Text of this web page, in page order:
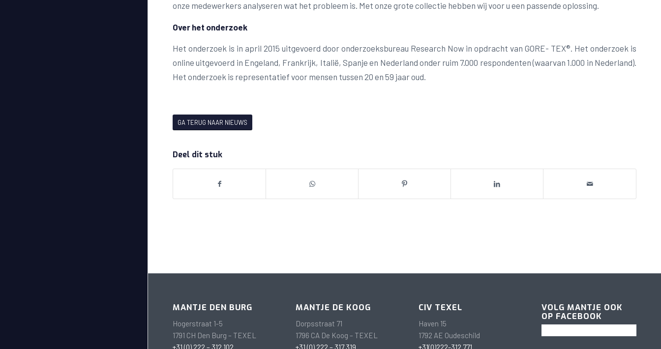
onze medewerkers analyseren wat het probleem is. Met onze grote collectie hebben wij voor u een passende oplossing.
Over het onderzoek
Het onderzoek is in april 2015 uitgevoerd door onderzoeksbureau Research Now in opdracht van GORE- TEX®. Het onderzoek is
online uitgevoerd in Engeland, Frankrijk, Italië, Spanje en Nederland onder ruim 7.000 respondenten (waarvan 1.000 in Nederland).
Het onderzoek is representatief voor mensen tussen 20 en 59 jaar oud.
GA TERUG NAAR NIEUWS
Deel dit stuk
MANTJE DEN BURG
Hogerstraat 1-5
1791 CH Den Burg – TEXEL
+31 (0) 222 – 312 102
MANTJE DE KOOG
Dorpsstraat 71
1796 CA De Koog – TEXEL
+31 (0) 222 – 317 319
CIV TEXEL
Haven 15
1792 AE Oudeschild
+31(0)222-312 771
VOLG MANTJE OOK
OP FACEBOOK